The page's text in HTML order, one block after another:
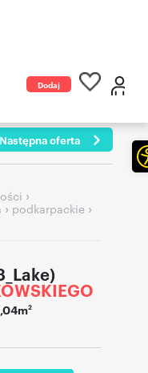
Dodaj
Następna oferta
›
› podkarpackie ›
2